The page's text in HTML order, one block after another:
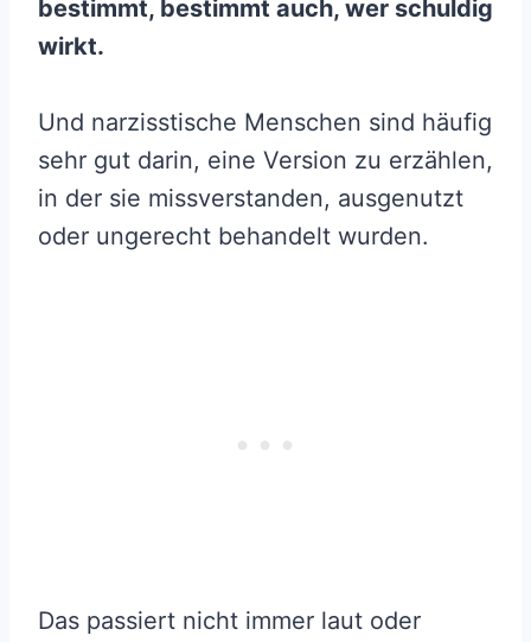
bestimmt, bestimmt auch, wer schuldig
wirkt.
Und narzisstische Menschen sind häufig
sehr gut darin, eine Version zu erzählen,
in der sie missverstanden, ausgenutzt
oder ungerecht behandelt wurden.
Das passiert nicht immer laut oder